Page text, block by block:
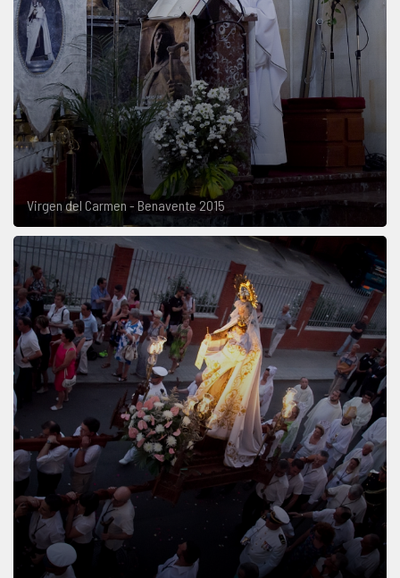
Virgen del Carmen - Benavente 2015